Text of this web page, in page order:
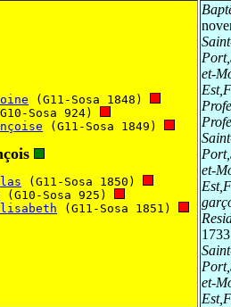
(G11-Sosa 1848)
Sosa 924)
(G11-Sosa 1849)
(G11-Sosa 1850)
(G10-Sosa 925)
(G11-Sosa 1851)
et-
et-
et-